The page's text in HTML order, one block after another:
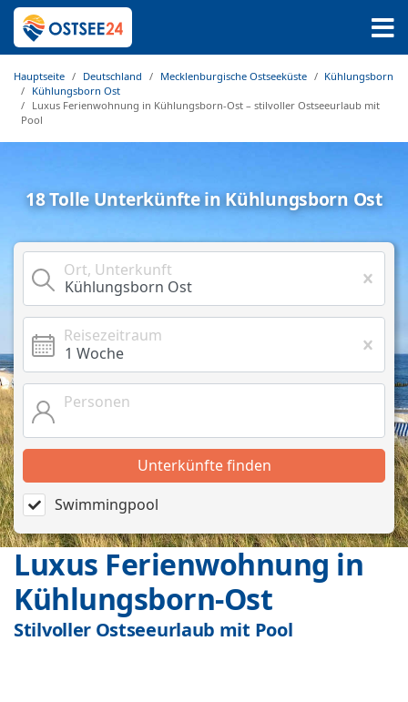
Hauptseite Deutschland Mecklenburgische Ostseeküste
Kühlungsborn
Kühlungsborn Ost
Luxus Ferienwohnung in Kühlungsborn-Ost – stilvoller Ostseeurlaub mit
Pool
18 Tolle Unterkünfte in Kühlungsborn Ost
Ort, Unterkunft
Reisezeitraum
Personen
Unterkünfte finden
Swimmingpool
Luxus Ferienwohnung in
Kühlungsborn-Ost
Stilvoller Ostseeurlaub mit Pool